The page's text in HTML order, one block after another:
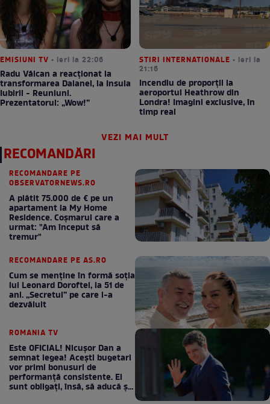
EMISIUNI TV • ieri la 22:06
Radu Vâlcan a reacționat la
transformarea Daianei, la Insula
Iubirii - Reuniuni.
Prezentatorul: „Wow!”
STIRI INTERNATIONALE • ieri la
21:16
Incendiu de proporții la
aeroportul Heathrow din
Londra! Imagini exclusive, în
timp real
VEZI MAI MULT
RECOMANDĂRI
RECOMANDARE PE
OBSERVATORNEWS.RO
A plătit 75.000 de € pe un
apartament la My Home
Residence. Coşmarul care a
urmat: "Am început să
tremur"
RECOMANDARE PE AS.RO
Cum se menţine în formă soţia
lui Leonard Doroftei, la 51 de
ani. „Secretul” pe care l-a
dezvăluit
ROMANIA TV
Este OFICIAL! Nicușor Dan a
semnat legea! Acești bugetari
vor primi bonusuri de
performanță consistente. Ei
sunt obligați, însă, să aducă și